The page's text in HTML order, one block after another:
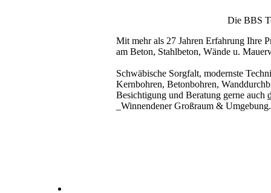
Die BBS
Mit mehr als 27 Jahren Erfahrung Ihre
am Beton, Stahlbeton, Wände u.
Schwäbische Sorgfalt, modernste
Kernbohren, Betonbohren,
Besichtigung und Beratung gerne auch
_Winnendener Großraum & Umgebung.